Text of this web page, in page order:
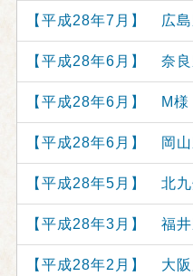
【平成28年7月】 広
【平成28年6月】 奈
【平成28年6月】 M様
【平成28年6月】 岡
【平成28年5月】 北
【平成28年3月】 福
【平成28年2月】 大